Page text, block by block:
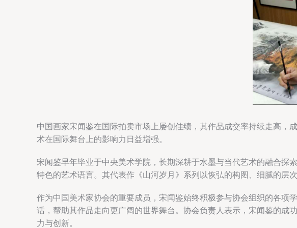
中国画家宋闻鉴在国际拍卖市场上屡创佳绩，其作品成交率持续走高
术在国际舞台上的影响力日益增强。
宋闻鉴早年毕业于中央美术学院，长期深耕于水墨与当代艺术的融合
特色的艺术语言。其代表作《山河岁月》系列以恢弘的构图、细腻的层
作为中国美术家协会的重要成员，宋闻鉴始终积极参与协会组织的各项
话，帮助其作品走向更广阔的世界舞台。协会负责人表示，宋闻鉴的成
力与创新。